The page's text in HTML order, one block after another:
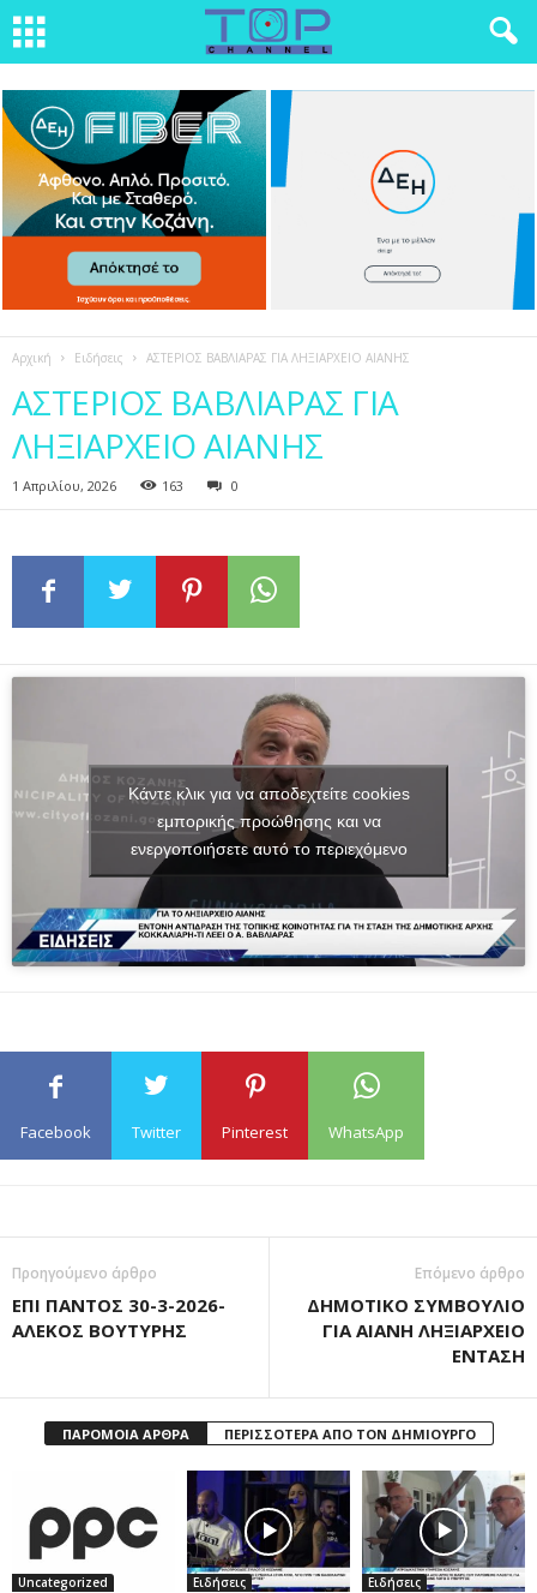
Αρχική Ειδήσεις ΑΣΤΕΡΙΟΣ ΒΑΒΛΙΑΡΑΣ ΓΙΑ ΛΗΞΙΑΡΧΕΙΟ ΑΙΑΝΗΣ
ΑΣΤΕΡΙΟΣ ΒΑΒΛΙΑΡΑΣ ΓΙΑ
ΛΗΞΙΑΡΧΕΙΟ ΑΙΑΝΗΣ
1 Απριλίου, 2026 163 0
Κάντε κλικ για να αποδεχτείτε cookies
εμπορικής προώθησης και να
ενεργοποιήσετε αυτό το περιεχόμενο
Facebook Twitter Pinterest WhatsApp
Προηγούμενο άρθρο
ΕΠΙ ΠΑΝΤΟΣ 30-3-2026-
ΑΛΕΚΟΣ ΒΟΥΤΥΡΗΣ
Επόμενο άρθρο
ΔΗΜΟΤΙΚΟ ΣΥΜΒΟΥΛΙΟ
ΓΙΑ ΑΙΑΝΗ ΛΗΞΙΑΡΧΕΙΟ
ΕΝΤΑΣΗ
ΠΑΡΟΜΟΙΑ ΑΡΘΡΑ ΠΕΡΙΣΣΟΤΕΡΑ ΑΠΟ ΤΟΝ ΔΗΜΙΟΥΡΓΟ
Uncategorized Ειδήσεις Ειδήσεις